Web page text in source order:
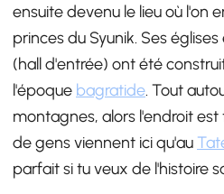
ensuite devenu le lieu où l'on
princes du Syunik. Ses
(hall d'entrée) ont été
l'époque bagratide. Tout
montagnes, alors l'endroit est
de gens viennent ici qu'au
parfait si tu veux de l'histoire